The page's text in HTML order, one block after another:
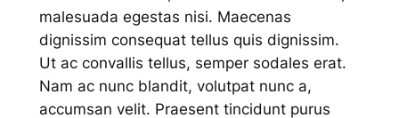
malesuada egestas nisi. Maecenas
dignissim consequat tellus quis dignissim.
Ut ac convallis tellus, semper sodales erat.
Nam ac nunc blandit, volutpat nunc a,
accumsan velit. Praesent tincidunt purus